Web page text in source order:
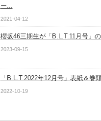
ー...
2021-04-12
櫻坂46三期生が「B.L.T.11月号」
2023-09-15
「B.L.T.2022年12月号」表紙＆巻
2022-10-19